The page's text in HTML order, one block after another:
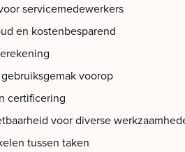
servicemedewerkers
en kostenbesparend
voorop
certificering
voor diverse
tussen taken